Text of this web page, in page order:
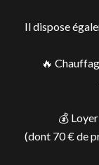
Il dispose
🔥
💰
(dont 70 € de